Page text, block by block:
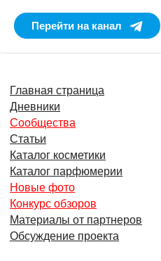
Перейти на канал
Главная страница
Дневники
Сообщества
Статьи
Каталог косметики
Каталог парфюмерии
Новые фото
Конкурс обзоров
Материалы от партнеров
Обсуждение проекта